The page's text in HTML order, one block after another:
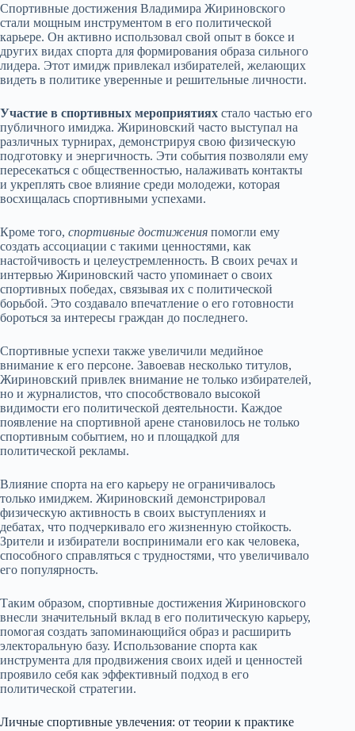
Спортивные достижения Владимира Жириновского
стали мощным инструментом в его политической
карьере. Он активно использовал свой опыт в боксе и
других видах спорта для формирования образа сильного
лидера. Этот имидж привлекал избирателей, желающих
видеть в политике уверенные и решительные личности.
Участие в спортивных мероприятиях стало частью его
публичного имиджа. Жириновский часто выступал на
различных турнирах, демонстрируя свою физическую
подготовку и энергичность. Эти события позволяли ему
пересекаться с общественностью, налаживать контакты
и укреплять свое влияние среди молодежи, которая
восхищалась спортивными успехами.
Кроме того, спортивные достижения помогли ему
создать ассоциации с такими ценностями, как
настойчивость и целеустремленность. В своих речах и
интервью Жириновский часто упоминает о своих
спортивных победах, связывая их с политической
борьбой. Это создавало впечатление о его готовности
бороться за интересы граждан до последнего.
Спортивные успехи также увеличили медийное
внимание к его персоне. Завоевав несколько титулов,
Жириновский привлек внимание не только избирателей,
но и журналистов, что способствовало высокой
видимости его политической деятельности. Каждое
появление на спортивной арене становилось не только
спортивным событием, но и площадкой для
политической рекламы.
Влияние спорта на его карьеру не ограничивалось
только имиджем. Жириновский демонстрировал
физическую активность в своих выступлениях и
дебатах, что подчеркивало его жизненную стойкость.
Зрители и избиратели воспринимали его как человека,
способного справляться с трудностями, что увеличивало
его популярность.
Таким образом, спортивные достижения Жириновского
внесли значительный вклад в его политическую карьеру,
помогая создать запоминающийся образ и расширить
электоральную базу. Использование спорта как
инструмента для продвижения своих идей и ценностей
проявило себя как эффективный подход в его
политической стратегии.
Личные спортивные увлечения: от теории к практике